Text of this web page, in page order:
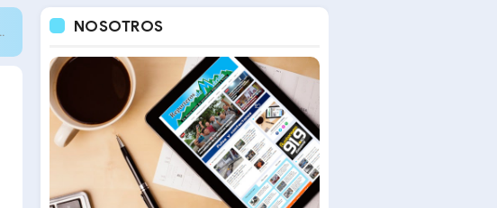
NOSOTROS